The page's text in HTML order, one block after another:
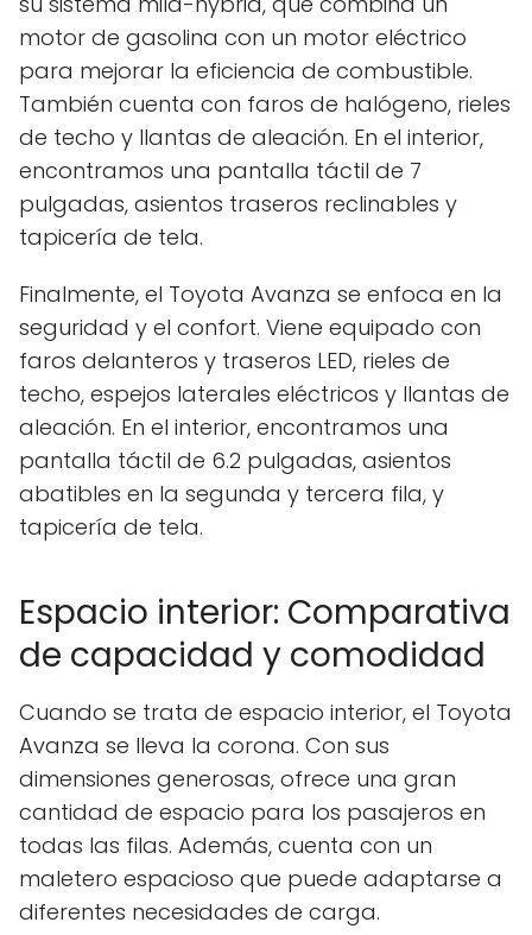
motor de gasolina con un motor eléctrico
para mejorar la eficiencia de combustible.
También cuenta con faros de halógeno, rieles
de techo y llantas de aleación. En el interior,
encontramos una pantalla táctil de 7
pulgadas, asientos traseros reclinables y
tapicería de tela.
Finalmente, el Toyota Avanza se enfoca en la
seguridad y el confort. Viene equipado con
faros delanteros y traseros LED, rieles de
techo, espejos laterales eléctricos y llantas de
aleación. En el interior, encontramos una
pantalla táctil de 6.2 pulgadas, asientos
abatibles en la segunda y tercera fila, y
tapicería de tela.
Espacio interior: Comparativa
de capacidad y comodidad
Cuando se trata de espacio interior, el Toyota
Avanza se lleva la corona. Con sus
dimensiones generosas, ofrece una gran
cantidad de espacio para los pasajeros en
todas las filas. Además, cuenta con un
maletero espacioso que puede adaptarse a
diferentes necesidades de carga.